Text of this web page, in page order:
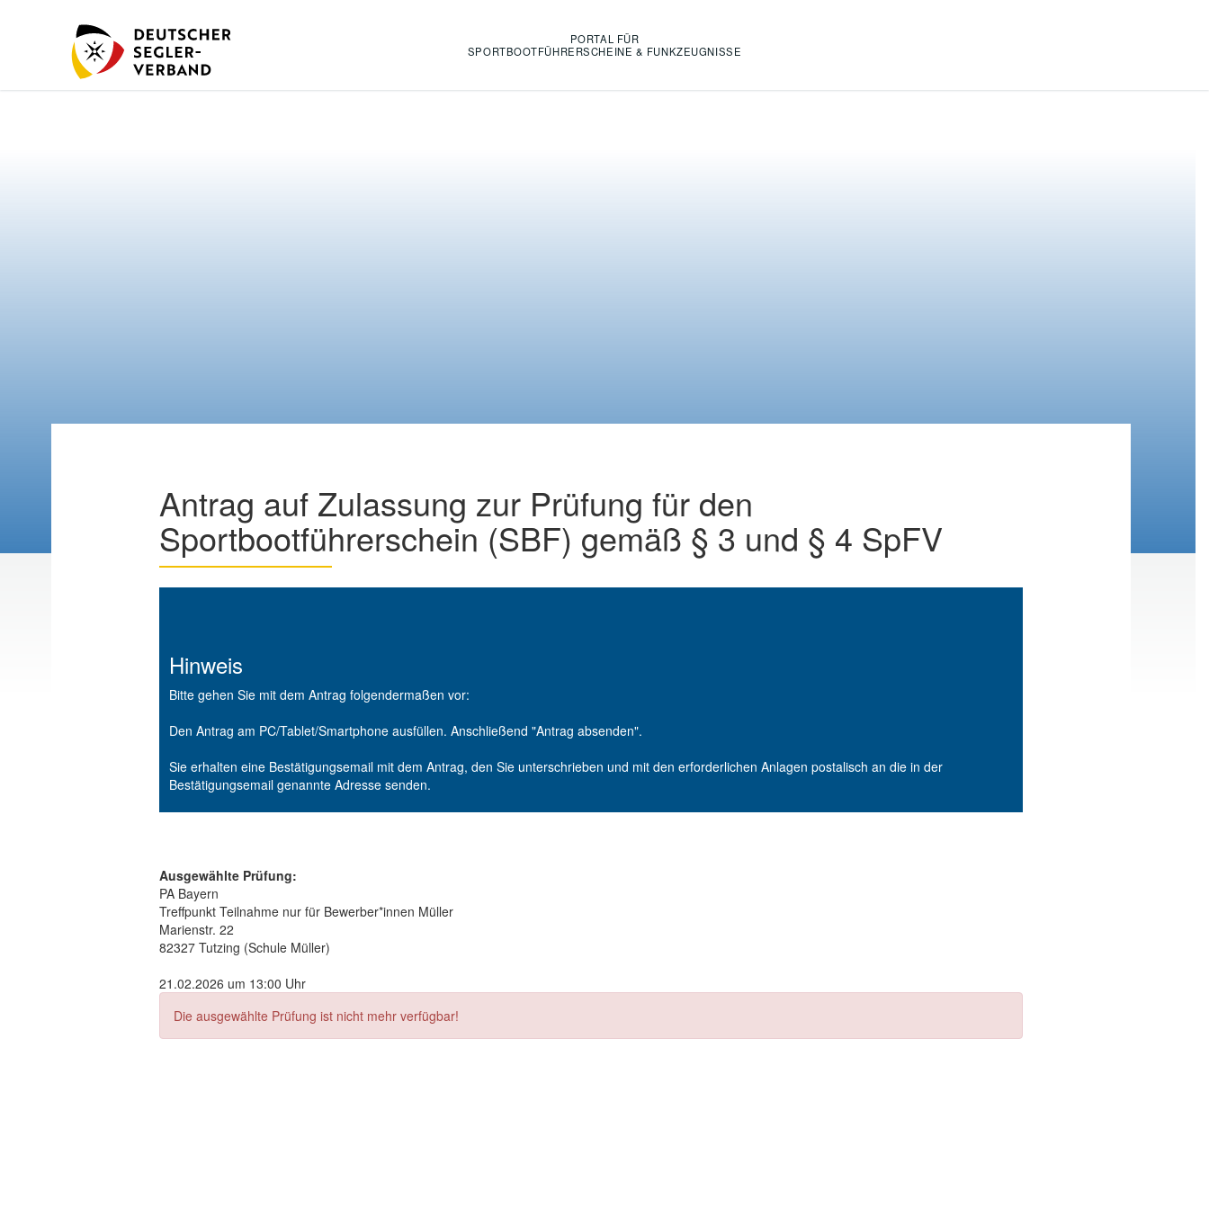
PORTAL FÜR
SPORTBOOTFÜHRERSCHEINE & FUNKZEUGNISSE
Antrag auf Zulassung zur Prüfung für den
Sportbootführerschein (SBF) gemäß § 3 und § 4 SpFV
Hinweis
Bitte gehen Sie mit dem Antrag folgendermaßen vor:
Den Antrag am PC/Tablet/Smartphone ausfüllen. Anschließend "Antrag absenden".
Sie erhalten eine Bestätigungsemail mit dem Antrag, den Sie unterschrieben und mit den erforderlichen Anlagen postalisch an die in der
Bestätigungsemail genannte Adresse senden.
Ausgewählte Prüfung:
PA Bayern
Treffpunkt Teilnahme nur für Bewerber*innen Müller
Marienstr. 22
82327 Tutzing (Schule Müller)
21.02.2026 um 13:00 Uhr
Die ausgewählte Prüfung ist nicht mehr verfügbar!